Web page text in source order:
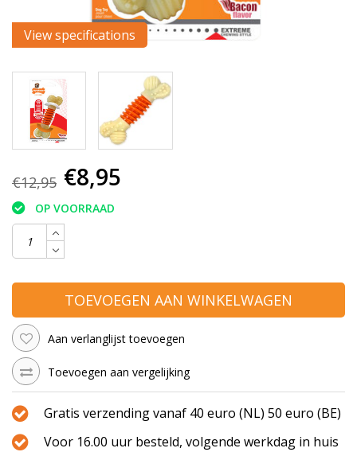
View specifications
€12,95 €8,95
OP VOORRAAD
TOEVOEGEN AAN WINKELWAGEN
Aan verlanglijst toevoegen
Toevoegen aan vergelijking
Gratis verzending vanaf 40 euro (NL) 50 euro (BE)
Voor 16.00 uur besteld, volgende werkdag in huis